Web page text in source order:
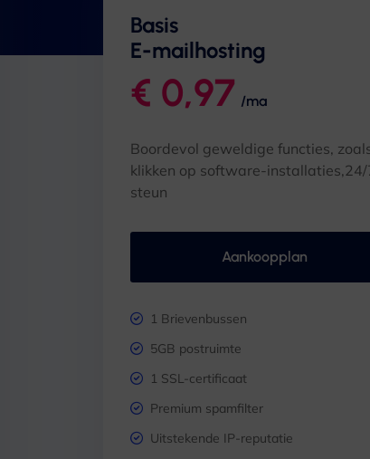
Basis
E-mailhosting
€ 0,97 /ma
Boordevol geweldige functies,
klikken op software-installaties,24/
steun
Aankoopplan
1 Brievenbussen
5GB postruimte
1 SSL-certificaat
Premium spamfilter
Uitstekende IP-reputatie